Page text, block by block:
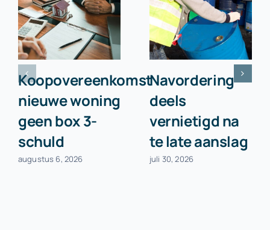
Koopovereenkomst
nieuwe woning
geen box 3-
schuld
augustus 6, 2026
Navordering
deels
vernietigd na
te late aanslag
juli 30, 2026